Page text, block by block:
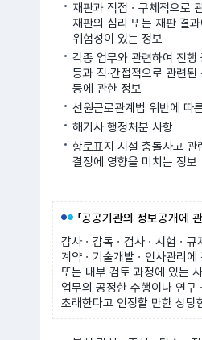
재판과 직접ㆍ구체적으로
재판의 심리 또는 재판 결
위험성이 있는 정보
각종 업무와 관련하여 진행
등과 직·간접적으로 관련
등에 관한 정보
선원근로관계법 위반에 따
해기사 행정처분 사항
항로표지 시설 충돌사고
결정에 영향을 미치는 정보
「공공기관의 정보공개에
감사ㆍ감독ㆍ검사ㆍ시험ㆍ규
계약ㆍ기술개발ㆍ인사관리
또는 내부 검토 과정에 있는
업무의 공정한 수행이나 연구
초래한다고 인정할 만한 상당